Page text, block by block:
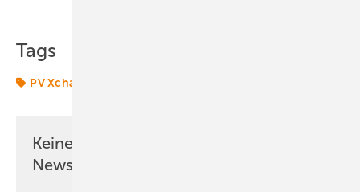
Tags
PV Xchange
Keine Zeit? Kein Problem mit dem ERE
Newsletter!